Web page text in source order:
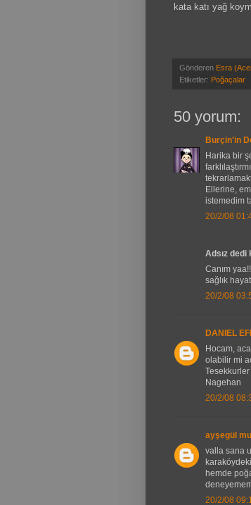
kata katı yağ
Gönderen Esra
Etiketler: Poğaçalar
50 yorum:
Burçin'in
Harika bir
Ellerine,
istemedim
20/2/08
Adsız dedi
Canım
sağlık
20/2/08
DANIEL
Hocam,
olabilir mi
Tesekkurler
Nagehan
20/2/08
ayşegül
valla sana
hemde
20/2/08